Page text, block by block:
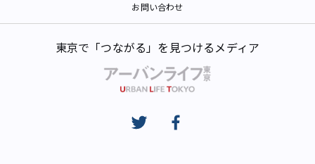
お問い合わせ
東京で「つながる」を見つけるメディア